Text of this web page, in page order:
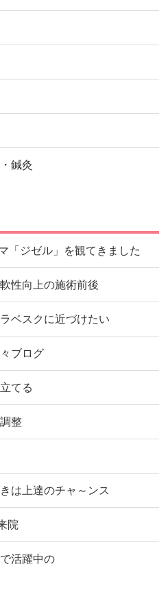
鍼灸
「ジゼル」を観てきました
性向上の施術前後
ベスクに近づけたい
ブログ
てる
整
は上達のチャ～ンス
院
活躍中の